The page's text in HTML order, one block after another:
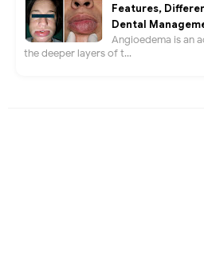
Features,
Dental
Angioedema is an
the deeper layers of t...